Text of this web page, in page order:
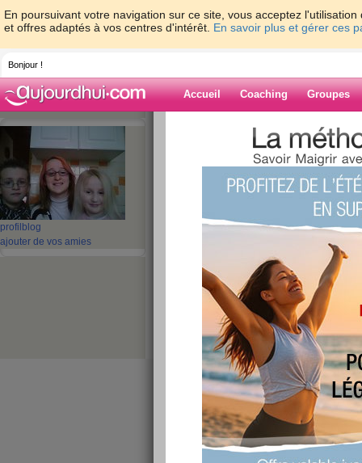
En poursuivant votre navigation sur ce site, vous acceptez
et offres adaptés à vos centres d'intérêt. En savoir plus et gérer ces
Bonjour !
Accueil Coaching Groupes
profil blog
ajouter de vos amies
> > Quizz: Les
Blog de jules
Quizz: Les
publié le 28/04/2009 à 20:57
j'ai fait7/10
Les
les rondes